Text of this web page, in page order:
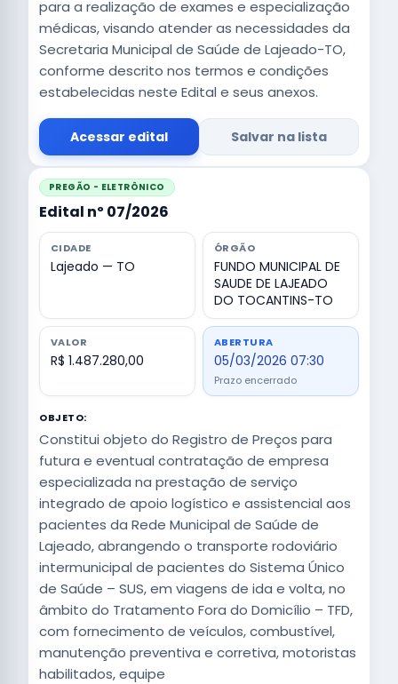
para a realização de exames e especialização
médicas, visando atender as necessidades da
Secretaria Municipal de Saúde de Lajeado-TO,
conforme descrito nos termos e condições
estabelecidas neste Edital e seus anexos.
Acessar edital Salvar na lista
PREGÃO - ELETRÔNICO
Edital nº 07/2026
CIDADE
Lajeado — TO
ÓRGÃO
FUNDO MUNICIPAL DE
SAUDE DE LAJEADO
DO TOCANTINS-TO
VALOR
R$ 1.487.280,00
ABERTURA
05/03/2026 07:30
Prazo encerrado
OBJETO:
Constitui objeto do Registro de Preços para
futura e eventual contratação de empresa
especializada na prestação de serviço
integrado de apoio logístico e assistencial aos
pacientes da Rede Municipal de Saúde de
Lajeado, abrangendo o transporte rodoviário
intermunicipal de pacientes do Sistema Único
de Saúde – SUS, em viagens de ida e volta, no
âmbito do Tratamento Fora do Domicílio – TFD,
com fornecimento de veículos, combustível,
manutenção preventiva e corretiva, motoristas
habilitados, equipe